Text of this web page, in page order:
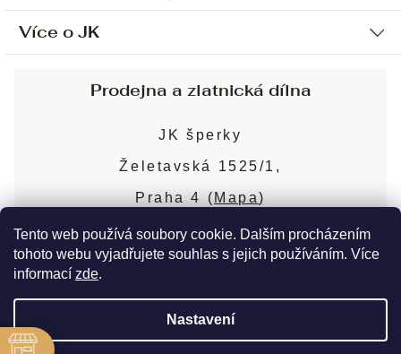
Tento web používá soubory cookie. Dalším procházením
tohoto webu vyjadřujete souhlas s jejich používáním. Více
informací zde.
Nastavení
Ochrana osobních údajů
Sjednání osobní schůzky
Obchodní podmínky
Puncovní značky
Více o JK
Blog
Nejčastější dotazy
Prodejna a zlatnická dílna
JK šperky
Želetavská 1525/1,
Praha 4 (Mapa)
Více o prodejně
Copyright 2026JK šperky. Všechna práva
vyhrazena.
Upravit nastavení cookies